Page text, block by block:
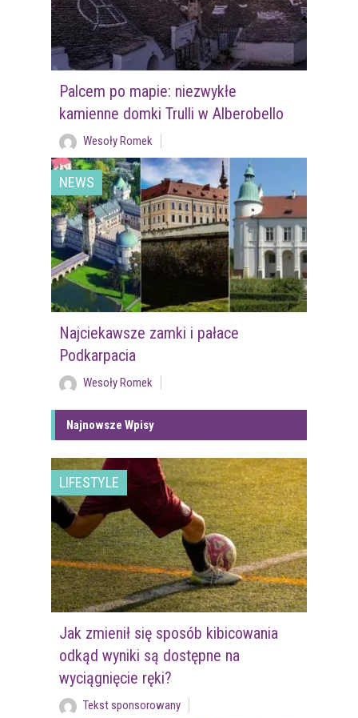
Palcem po mapie: niezwykłe
kamienne domki Trulli w Alberobello
Wesoły Romek
NEWS
Najciekawsze zamki i pałace
Podkarpacia
Wesoły Romek
Najnowsze Wpisy
LIFESTYLE
Jak zmienił się sposób kibicowania
odkąd wyniki są dostępne na
wyciągnięcie ręki?
Tekst sponsorowany